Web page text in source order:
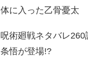
体に入った乙骨憂太
呪術廻戦ネタバレ
条悟が登場!?